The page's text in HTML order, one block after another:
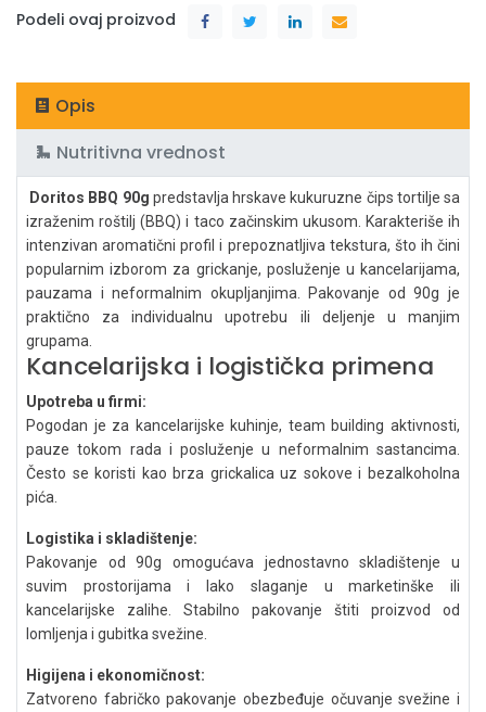
Podeli ovaj proizvod
Opis
Nutritivna vrednost
Doritos BBQ 90g predstavlja hrskave kukuruzne čips tortilje sa
izraženim roštilj (BBQ) i taco začinskim ukusom. Karakteriše ih
intenzivan aromatični profil i prepoznatljiva tekstura, što ih čini
popularnim izborom za grickanje, posluženje u kancelarijama,
pauzama i neformalnim okupljanjima. Pakovanje od 90g je
praktično za individualnu upotrebu ili deljenje u manjim
grupama.
Kancelarijska i logistička primena
Upotreba u firmi:
Pogodan je za kancelarijske kuhinje, team building aktivnosti,
pauze tokom rada i posluženje u neformalnim sastancima.
Često se koristi kao brza grickalica uz sokove i bezalkoholna
pića.
Logistika i skladištenje:
Pakovanje od 90g omogućava jednostavno skladištenje u
suvim prostorijama i lako slaganje u marketinške ili
kancelarijske zalihe. Stabilno pakovanje štiti proizvod od
lomljenja i gubitka svežine.
Higijena i ekonomičnost:
Zatvoreno fabričko pakovanje obezbeđuje očuvanje svežine i